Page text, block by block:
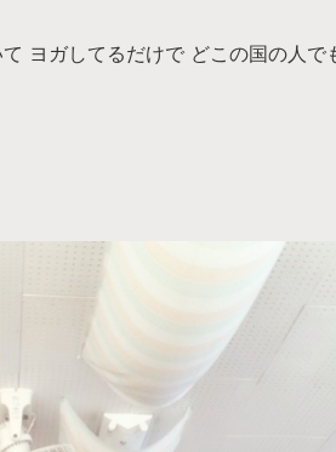
ヨガしてるだけで どこの国の人で